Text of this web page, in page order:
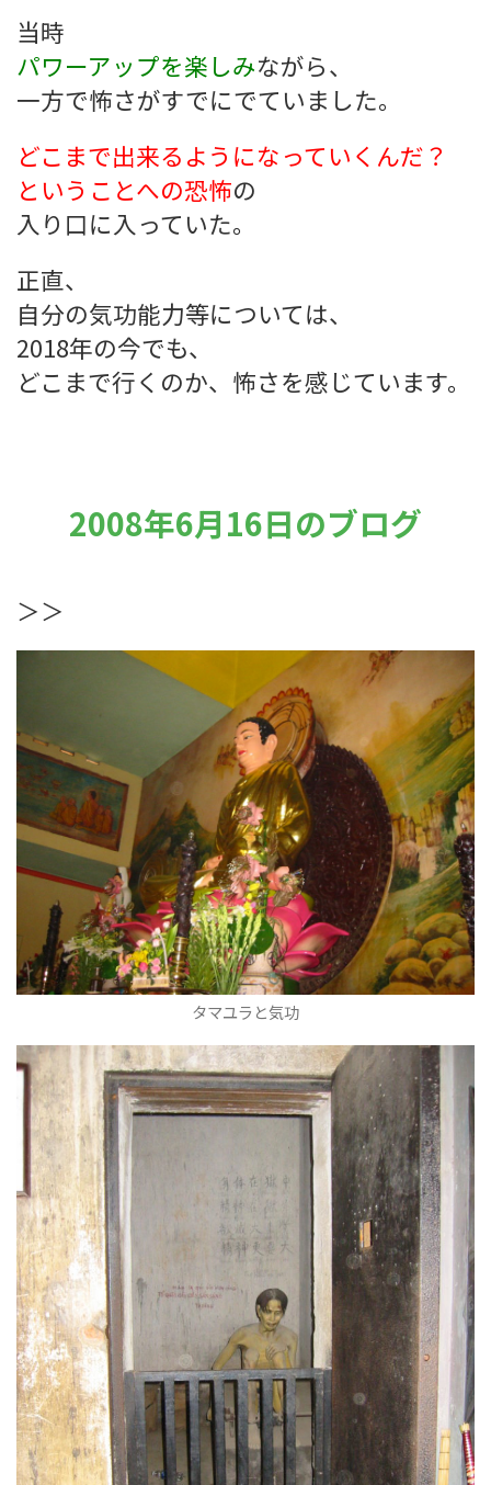
当時
パワーアップを楽しみながら、
一方で怖さがすでにでていました。
どこまで出来るようになっていくんだ？
ということへの恐怖の
入り口に入っていた。
正直、
自分の気功能力等については、
2018年の今でも、
どこまで行くのか、怖さを感じています。
2008年6月16日のブログ
＞＞
タマユラと気功